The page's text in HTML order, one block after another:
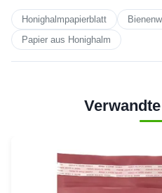
Honighalmpapierblatt
Papier aus Honighalm